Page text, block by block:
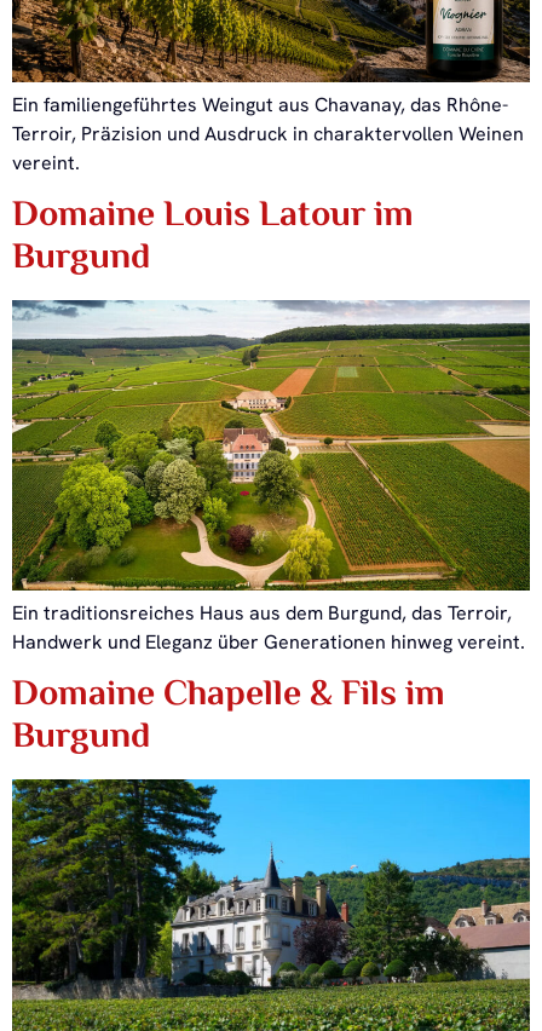
Ein familiengeführtes Weingut aus Chavanay, das Rhône-
Terroir, Präzision und Ausdruck in charaktervollen Weinen
vereint.
Domaine Louis Latour im
Burgund
Ein traditionsreiches Haus aus dem Burgund, das Terroir,
Handwerk und Eleganz über Generationen hinweg vereint.
Domaine Chapelle & Fils im
Burgund